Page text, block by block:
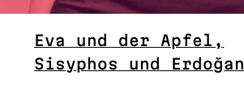
Eva und der Apfel,
Sisyphos und Erdoğan